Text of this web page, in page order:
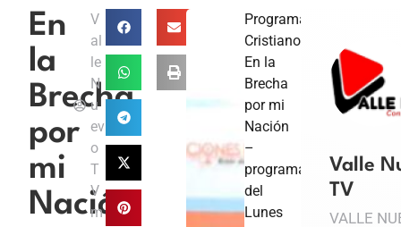
En
la
Brecha
por
mi
Nación
V
al
le
N
u
ev
o
T
V
m
Programa
Cristiano
En la
Brecha
por mi
Nación
–
programa
del
Lunes
Valle
TV
VALLE